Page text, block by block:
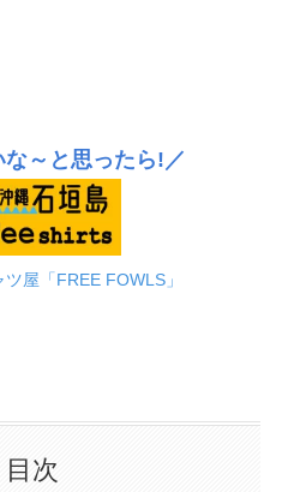
～と思ったら!／
屋「FREE FOWLS」
目次